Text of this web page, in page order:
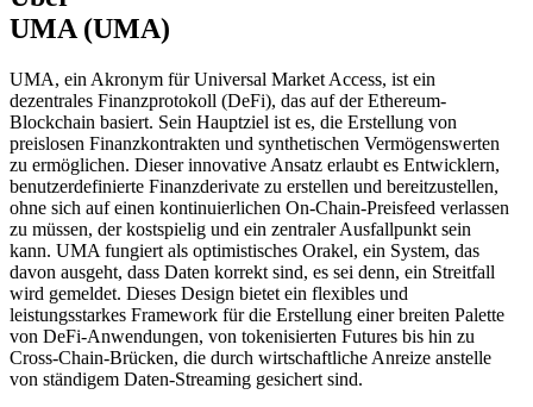
UMA (UMA)
UMA, ein Akronym für Universal Market Access, ist ein
dezentrales Finanzprotokoll (DeFi), das auf der Ethereum-
Blockchain basiert. Sein Hauptziel ist es, die Erstellung von
preislosen Finanzkontrakten und synthetischen Vermögenswerten
zu ermöglichen. Dieser innovative Ansatz erlaubt es Entwicklern,
benutzerdefinierte Finanzderivate zu erstellen und bereitzustellen,
ohne sich auf einen kontinuierlichen On-Chain-Preisfeed verlassen
zu müssen, der kostspielig und ein zentraler Ausfallpunkt sein
kann. UMA fungiert als optimistisches Orakel, ein System, das
davon ausgeht, dass Daten korrekt sind, es sei denn, ein Streitfall
wird gemeldet. Dieses Design bietet ein flexibles und
leistungsstarkes Framework für die Erstellung einer breiten Palette
von DeFi-Anwendungen, von tokenisierten Futures bis hin zu
Cross-Chain-Brücken, die durch wirtschaftliche Anreize anstelle
von ständigem Daten-Streaming gesichert sind.